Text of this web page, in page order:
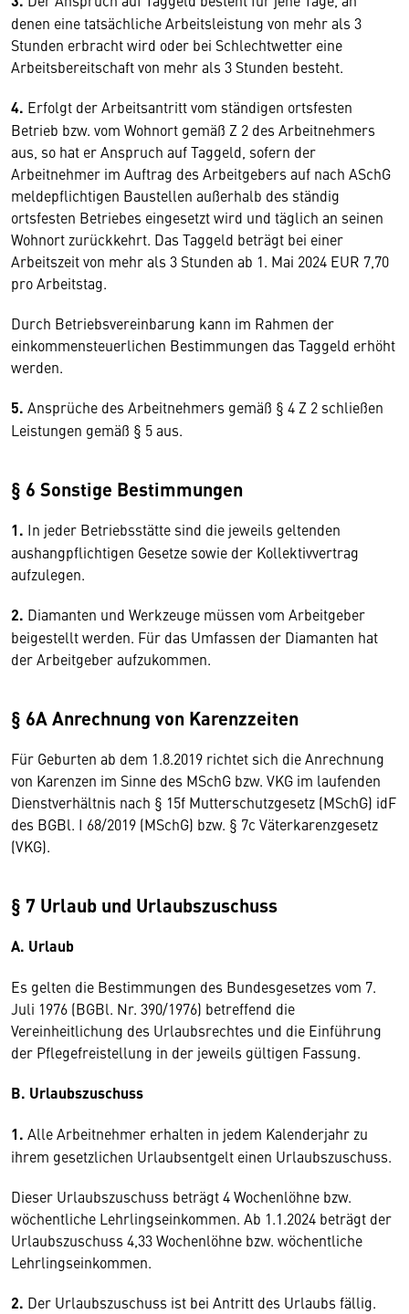
denen eine tatsächliche Arbeitsleistung von mehr als 3
Stunden erbracht wird oder bei Schlechtwetter eine
Arbeitsbereitschaft von mehr als 3 Stunden besteht.
4. Erfolgt der Arbeitsantritt vom ständigen ortsfesten
Betrieb bzw. vom Wohnort gemäß Z 2 des Arbeitnehmers
aus, so hat er Anspruch auf Taggeld, sofern der
Arbeitnehmer im Auftrag des Arbeitgebers auf nach ASchG
meldepflichtigen Baustellen außerhalb des ständig
ortsfesten Betriebes eingesetzt wird und täglich an seinen
Wohnort zurückkehrt. Das Taggeld beträgt bei einer
Arbeitszeit von mehr als 3 Stunden ab 1. Mai 2024 EUR 7,70
pro Arbeitstag.
Durch Betriebsvereinbarung kann im Rahmen der
einkommensteuerlichen Bestimmungen das Taggeld erhöht
werden.
5. Ansprüche des Arbeitnehmers gemäß § 4 Z 2 schließen
Leistungen gemäß § 5 aus.
§ 6 Sonstige Bestimmungen
1. In jeder Betriebsstätte sind die jeweils geltenden
aushangpflichtigen Gesetze sowie der Kollektivvertrag
aufzulegen.
2. Diamanten und Werkzeuge müssen vom Arbeitgeber
beigestellt werden. Für das Umfassen der Diamanten hat
der Arbeitgeber aufzukommen.
§ 6A Anrechnung von Karenzzeiten
Für Geburten ab dem 1.8.2019 richtet sich die Anrechnung
von Karenzen im Sinne des MSchG bzw. VKG im laufenden
Dienstverhältnis nach § 15f Mutterschutzgesetz (MSchG) idF
des BGBl. I 68/2019 (MSchG) bzw. § 7c Väterkarenzgesetz
(VKG).
§ 7 Urlaub und Urlaubszuschuss
A. Urlaub
Es gelten die Bestimmungen des Bundesgesetzes vom 7.
Juli 1976 (BGBl. Nr. 390/1976) betreffend die
Vereinheitlichung des Urlaubsrechtes und die Einführung
der Pflegefreistellung in der jeweils gültigen Fassung.
B. Urlaubszuschuss
1. Alle Arbeitnehmer erhalten in jedem Kalenderjahr zu
ihrem gesetzlichen Urlaubsentgelt einen Urlaubszuschuss.
Dieser Urlaubszuschuss beträgt 4 Wochenlöhne bzw.
wöchentliche Lehrlingseinkommen. Ab 1.1.2024 beträgt der
Urlaubszuschuss 4,33 Wochenlöhne bzw. wöchentliche
Lehrlingseinkommen.
2. Der Urlaubszuschuss ist bei Antritt des Urlaubs fällig.